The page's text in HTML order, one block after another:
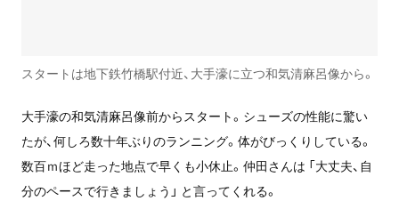
スタートは地下鉄竹橋駅付近、大手濠に立つ和気清麻呂像から。
大手濠の和気清麻呂像前からスタート。シューズの性能に驚い
たが、何しろ数十年ぶりのランニング。体がびっくりしている。
数百ｍほど走った地点で早くも小休止。仲田さんは 「大丈夫、自
分のペースで行きましょう」 と言ってくれる。